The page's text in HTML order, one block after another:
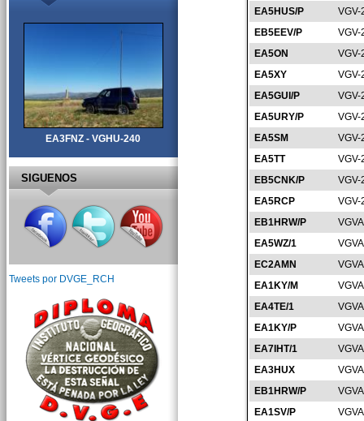
EA5HUS/P
VGV-
EB5EEV/P
VGV-
EA5ON
VGV-
EA5XY
VGV-
EA5GUI/P
VGV-
EA5URY/P
VGV-
EA5SM
VGV-
EA5TT
VGV-
EB5CNK/P
VGV-
EA5RCP
VGV-
EB1HRW/P
EA5WZ/1
EC2AMN
EA1KY/M
EA4TE/1
EA1KY/P
EA7IHT/1
EA3HUX
EB1HRW/P
EA1SV/P
EA3FNZ - VGHU-240
SIGUENOS
Tweets por DVGE_RCH